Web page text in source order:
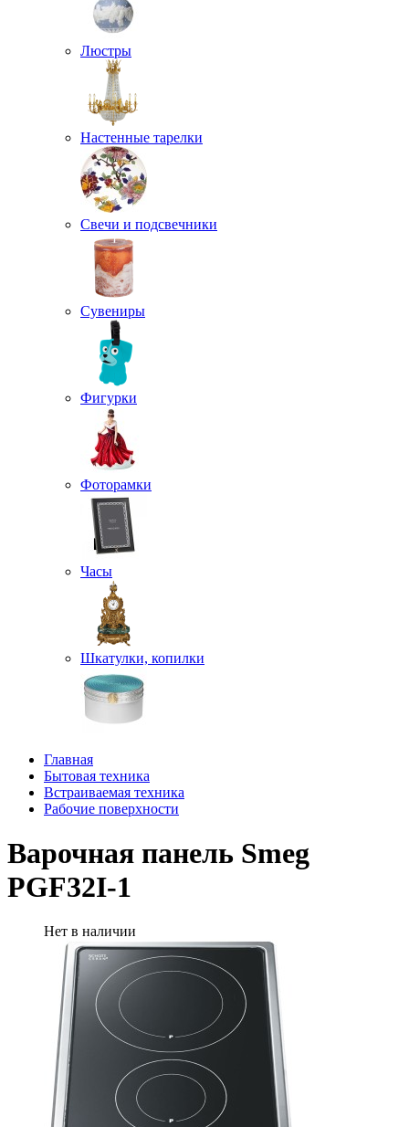
Люстры
Настенные тарелки
Свечи и подсвечники
Сувениры
Фигурки
Фоторамки
Часы
Шкатулки, копилки
Главная
Бытовая техника
Встраиваемая техника
Рабочие поверхности
Варочная панель Smeg
PGF32I-1
Нет в наличии